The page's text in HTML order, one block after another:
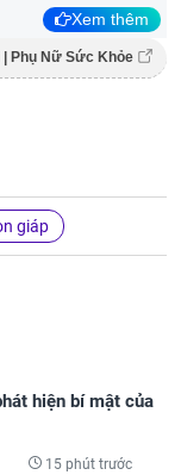
Xem thêm
| Phụ Nữ Sức Khỏe
giáp
hiện bí mật của
15 phút trước